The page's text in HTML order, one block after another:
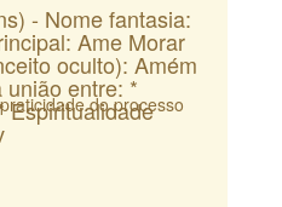
- Nome fantasia:
Ame Morar
oculto): Amém
entre: *
Espiritualidade
do processo